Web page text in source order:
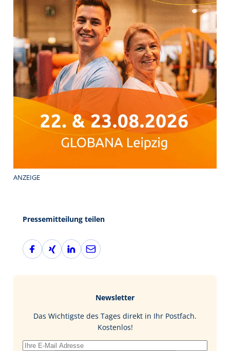
ANZEIGE
Pressemitteilung teilen
F
a
X
i
L
i
I
E
-
Newsletter
Das Wichtigste des Tages direkt in Ihr Postfach.
Kostenlos!